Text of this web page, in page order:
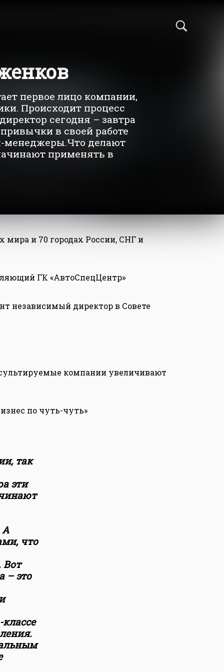
первое лицо компании,
Происходит процесс
сегодня – завтра
в своей работе
менеджеры.Что делают
применять в
мира и 70 городах России, СНГ и
ГК «АвтоСпецЦентр»
независимый директор в Совете
компании увеличивают
по чуть-чуть»
так
эти
А
что
Вот
– это